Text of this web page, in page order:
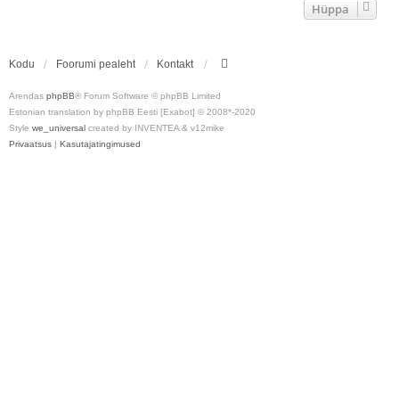
Hüppa
Kodu Foorumi pealeht Kontakt
Arendas phpBB® Forum Software © phpBB Limited
Estonian translation by phpBB Eesti [Exabot] © 2008*-2020
Style we_universal created by INVENTEA & v12mike
Privaatsus | Kasutajatingimused